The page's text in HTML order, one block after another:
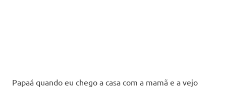
Papaá quando eu chego a casa com a mamã e a vejo